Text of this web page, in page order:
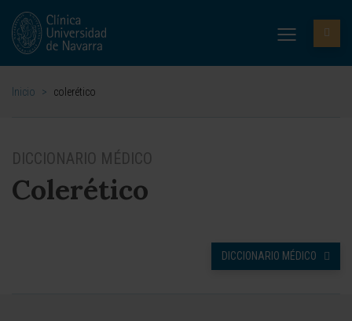
Inicio > colerético
DICCIONARIO MÉDICO
Colerético
DICCIONARIO MÉDICO